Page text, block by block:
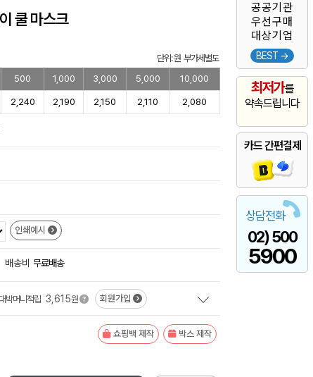
공공기관
우선구매
대상기업
BEST →
최저가를
약속드립니다
카드 간편결제
상담전화
02) 500
5900
쿨 마스크
단위: 원 부가세별도
500 1,000 3,000 5,000 10,000
2,240 2,190 2,150 2,110 2,080
인쇄예시
배송비 무료배송
대박머니적립 3,615원 회원가입
쇼핑백 제작 박스 제작